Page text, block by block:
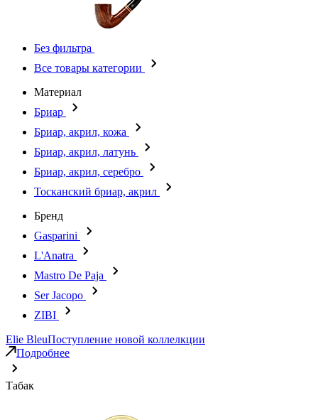
Без фильтра
Все товары категории
Материал
Бриар
Бриар, акрил, кожа
Бриар, акрил, латунь
Бриар, акрил, серебро
Тосканский бриар, акрил
Бренд
Gasparini
L'Anatra
Mastro De Paja
Ser Jacopo
ZIBI
Elie BleuПоступление новой коллелкции
Подробнее
Табак